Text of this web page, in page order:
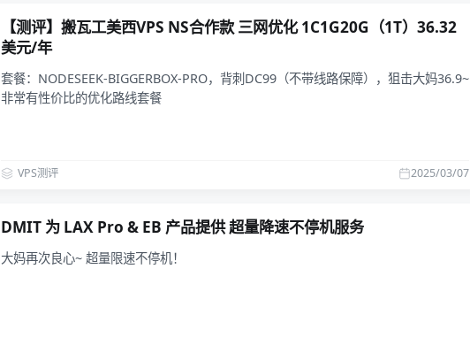
【测评】搬瓦工美西VPS NS合作款 三网优化 1C1G20G（1T）36.32
美元/年
套餐：NODESEEK-BIGGERBOX-PRO，背刺DC99（不带线路保障），狙击大妈36.9~
非常有性价比的优化路线套餐
2025/03/07
VPS测评
DMIT 为 LAX Pro & EB 产品提供 超量降速不停机服务
大妈再次良心~ 超量限速不停机！